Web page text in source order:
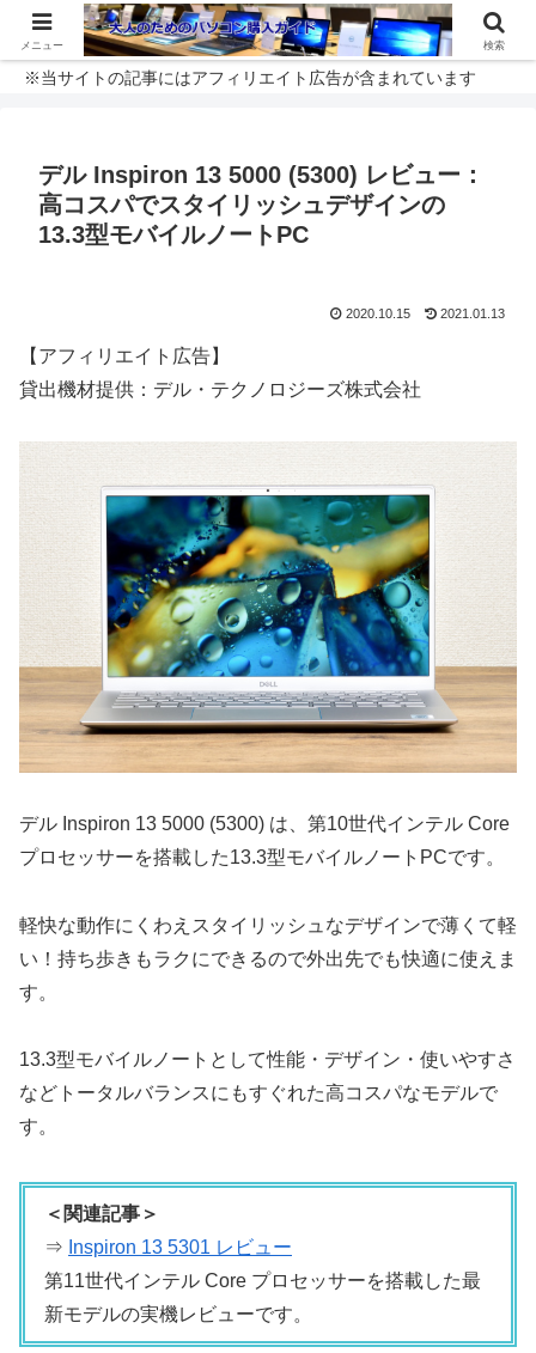
※当サイトの記事にはアフィリエイト広告が含まれています
デル Inspiron 13 5000 (5300) レビュー：
高コスパでスタイリッシュデザインの
13.3型モバイルノートPC
2020.10.15 2021.01.13
【アフィリエイト広告】
貸出機材提供：デル・テクノロジーズ株式会社
デル Inspiron 13 5000 (5300) は、第10世代インテル Core
プロセッサーを搭載した13.3型モバイルノートPCです。
軽快な動作にくわえスタイリッシュなデザインで薄くて軽
い！持ち歩きもラクにできるので外出先でも快適に使えま
す。
13.3型モバイルノートとして性能・デザイン・使いやすさ
などトータルバランスにもすぐれた高コスパなモデルで
す。
＜関連記事＞
⇒ Inspiron 13 5301 レビュー
第11世代インテル Core プロセッサーを搭載した最
新モデルの実機レビューです。
メニュー 検索